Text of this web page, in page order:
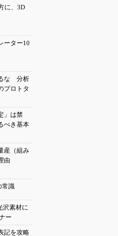
に、3D
ーター10
な 分析
プロトタ
」は禁
べき基本
産（組み
由
常識
沢素材に
ー
記を攻略